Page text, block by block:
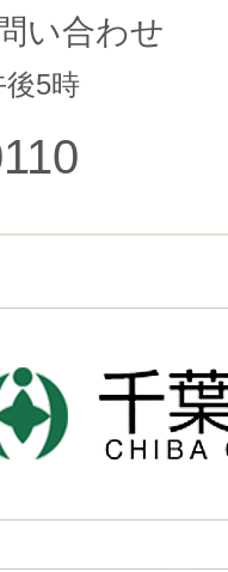
い合わせ
後5時